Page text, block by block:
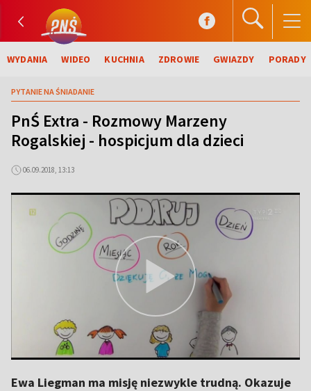
WYDANIA WIDEO KUCHNIA ZDROWIE GWIAZDY PORADY
PYTANIE NA ŚNIADANIE
PnŚ Extra - Rozmowy Marzeny
Rogalskiej - hospicjum dla dzieci
06.09.2018, 13:13
Ewa Liegman ma misję niezwykle trudną. Okazuje